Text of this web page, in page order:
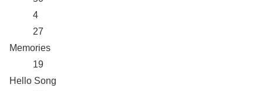
4
27
Memories
19
Hello Song